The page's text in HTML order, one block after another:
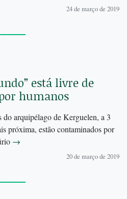
24 de março de 2019
está livre de
humanos
arquipélago de Kerguelen, a 3
próxima, estão contaminados por
→
20 de março de 2019